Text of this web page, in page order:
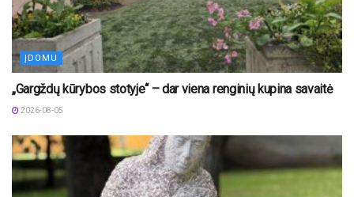
ĮDOMU
„Gargždų kūrybos stotyje“ – dar viena renginių kupina savaitė
2026-08-05